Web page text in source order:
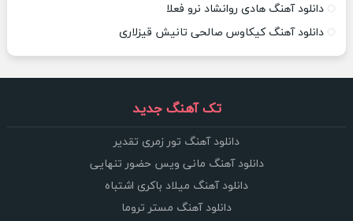
دانلود آهنگ هادی روانشاد نرو فعلا
دانلود آهنگ کیکاوس صالحی تانیش قیزلاری
تک آهنگ جدید
دانلود آهنگ تور زمری تقدیر
دانلود آهنگ مانی ویس حضور تنهایی
دانلود آهنگ میلاد باکری اشتباه
دانلود آهنگ مستر تروما